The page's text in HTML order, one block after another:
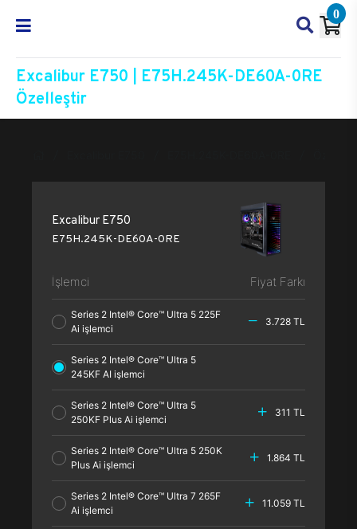
0
Excalibur E750 | E75H.245K-DE60A-0RE
Özelleştir
Excalibur E750
E75H.245K-DE60A-0RE
İşlemci Fiyat Farkı
Series 2 Intel® Core™ Ultra 5 225F
Ai işlemci
3.728 TL
Series 2 Intel® Core™ Ultra 5
245KF AI işlemci
Series 2 Intel® Core™ Ultra 5
250KF Plus Ai işlemci
311 TL
Series 2 Intel® Core™ Ultra 5 250K
Plus Ai işlemci
1.864 TL
Series 2 Intel® Core™ Ultra 7 265F
Ai işlemci
11.059 TL